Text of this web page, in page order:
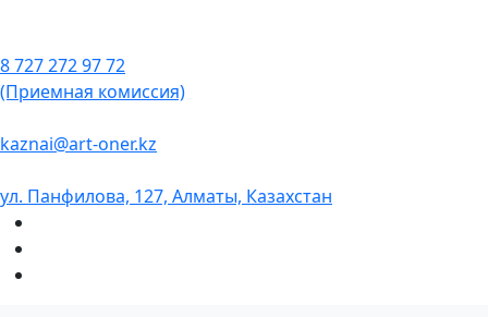
8 727 272 97 72
(Приемная комиссия)
kaznai@art-oner.kz
ул. Панфилова, 127, Алматы, Казахстан